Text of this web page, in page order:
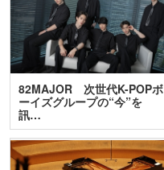
82MAJOR 次世代K-POPボ
ーイズグループの“今”を
訊…